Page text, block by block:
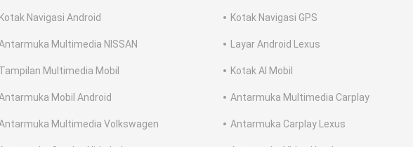
Kotak Navigasi Android Kotak Navigasi GPS
Multimedia NISSAN Layar Android Lexus
Tampilan Multimedia Mobil Kotak AI Mobil
Mobil Android Antarmuka Multimedia Carplay
Multimedia Volkswagen Antarmuka Carplay Lexus